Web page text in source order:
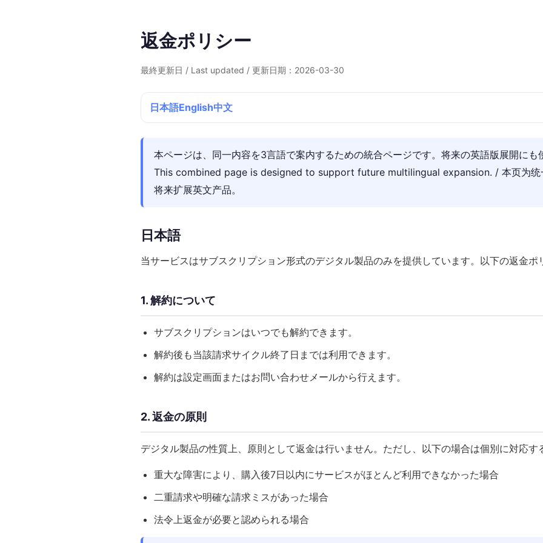
返金ポリシー
最終更新日 / Last updated / 更新日期：2026-03-30
日本語English中文
本ページは、同一内容を3言語で案内するための統合ページです。将来の英語版展開に
This combined page is designed to support future multilingual expansion. / 本页为统
将来扩展英文产品。
日本語
当サービスはサブスクリプション形式のデジタル製品のみを提供しています。以下の返金ポ
1. 解約について
サブスクリプションはいつでも解約できます。
解約後も当該請求サイクル終了日までは利用できます。
解約は設定画面またはお問い合わせメールから行えます。
2. 返金の原則
デジタル製品の性質上、原則として返金は行いません。ただし、以下の場合は個別に対応す
重大な障害により、購入後7日以内にサービスがほとんど利用できなかった場合
二重請求や明確な請求ミスがあった場合
法令上返金が必要と認められる場合